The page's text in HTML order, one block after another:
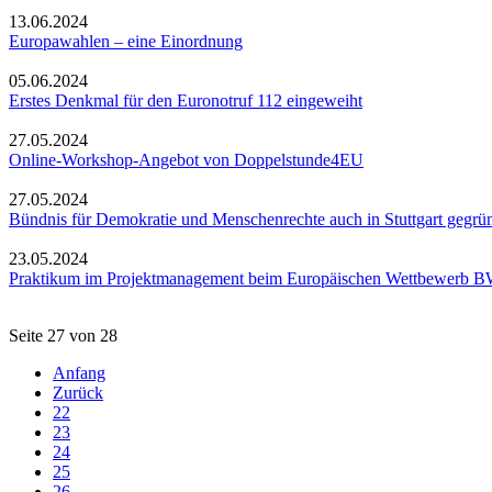
13.06.2024
Europawahlen – eine Einordnung
05.06.2024
Erstes Denkmal für den Euronotruf 112 eingeweiht
27.05.2024
Online-Workshop-Angebot von Doppelstunde4EU
27.05.2024
Bündnis für Demokratie und Menschenrechte auch in Stuttgart
23.05.2024
Praktikum im Projektmanagement beim Europäischen Wettbewerb
Seite 27 von 28
Anfang
Zurück
22
23
24
25